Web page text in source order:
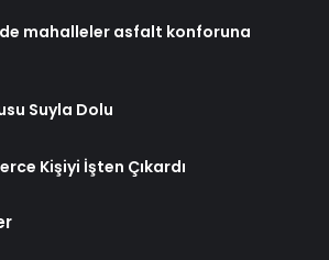
mahalleler asfalt konforuna
Suyla Dolu
Kişiyi İşten Çıkardı